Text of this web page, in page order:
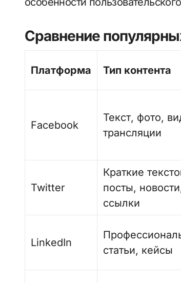
Сравнение
Платформа Тип контента
Facebook
Текст, фото,
трансляции
Twitter
Краткие
посты,
ссылки
LinkedIn
статьи, кейсы